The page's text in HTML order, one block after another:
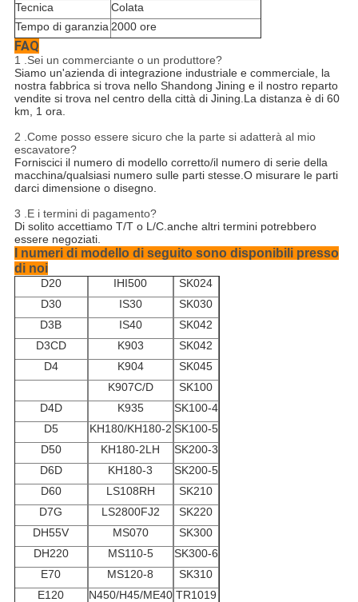
Tecnica
Colata
Tempo di garanzia2000 ore
FAQ
1 .Sei un commerciante o un produttore?
Siamo un'azienda di integrazione industriale e commerciale, la
nostra fabbrica si trova nello Shandong Jining e il nostro reparto
vendite si trova nel centro della città di Jining.La distanza è di 60
km, 1 ora.
2 .Come posso essere sicuro che la parte si adatterà al mio
escavatore?
Forniscici il numero di modello corretto/il numero di serie della
macchina/qualsiasi numero sulle parti stesse.O misurare le parti
darci dimensione o disegno.
3 .E i termini di pagamento?
Di solito accettiamo T/T o L/C.anche altri termini potrebbero
essere negoziati.
I numeri di modello di seguito sono disponibili presso
di noi
D20 IHI500
SK024
D30
IS30
SK030
D3B
IS40
SK042
D3CD
K903
SK042
D4
K904
SK045
K907C/D
SK100
D4D
K935
SK100-4
D5
KH180/KH180-2 SK100-5
D50
KH180-2LH
SK200-3
D6D
KH180-3
SK200-5
D60
LS108RH
SK210
D7G
LS2800FJ2
SK220
DH55V
MS070
SK300
DH220
MS110-5
SK300-6
E70
MS120-8
SK310
E120
N450/H45/ME40 TR1019